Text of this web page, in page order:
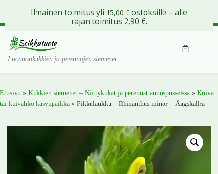
Skip to content
Luonnonkukkien ja perennojen siemenet
Etusivu » Kukkien siemenet – Niittykukat ja perennat annospusseissa » Kuiva
tai kuivahko kasvupaikka » Pikkulaukku – Rhinanthus minor – Ängskallra
Ilmainen toimitus yli 15,00 € ostoksille – alle
rajan toimitus 2,90 €.